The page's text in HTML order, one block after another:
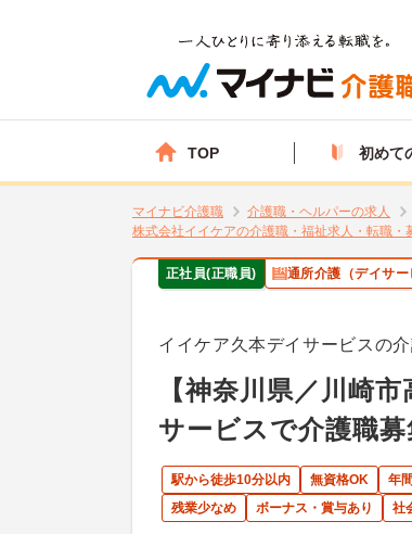
TOP 初めて
マイナビ介護職 介護職・ヘルパーの求人
株式会社イイケアの介護職・福祉求人・転職・
正社員(正職員) 通所介護（デイサー
イイケア久本デイサービスの
【神奈川県／川崎
サービスで介護職募
駅から徒歩10分以内 無資格OK 年
残業少なめ
ボーナス・賞与あり 社